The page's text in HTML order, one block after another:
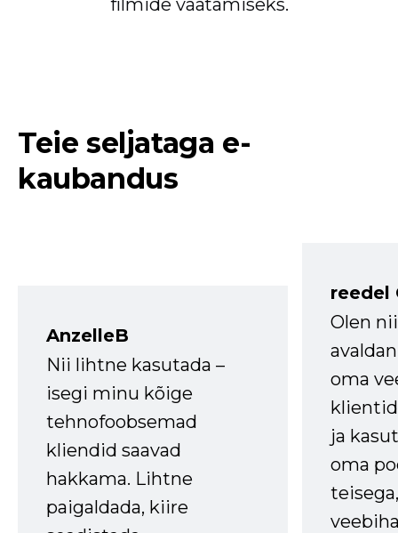
filmide vaatamiseks.
Teie seljataga e-
kaubandus
AnzelleB
Nii lihtne kasutada –
isegi minu kõige
tehnofoobsemad
kliendid saavad
hakkama. Lihtne
paigaldada, kiire
reedel
Olen
oma
ja
oma